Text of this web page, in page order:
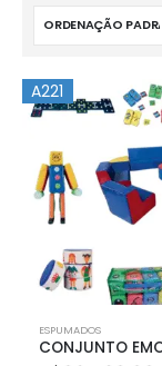
A221
ESPUMADOS